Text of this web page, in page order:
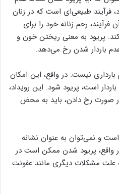
فرآیند طبیعی‌ای است که در زنان
فرآیند، رحم زنانه خود را برای
پریود به معنی ریختن خون و
باردار شدن رخ می‌دهد.
نیست. در واقع، این امکان
است، پریود شود. این رویداد،
صورت رخ دادن، باید به محض
و نمی‌توان به عنوان نشانه
واقع، پریود شدن ممکن است در
مشکلات دیگری مانند عفونت